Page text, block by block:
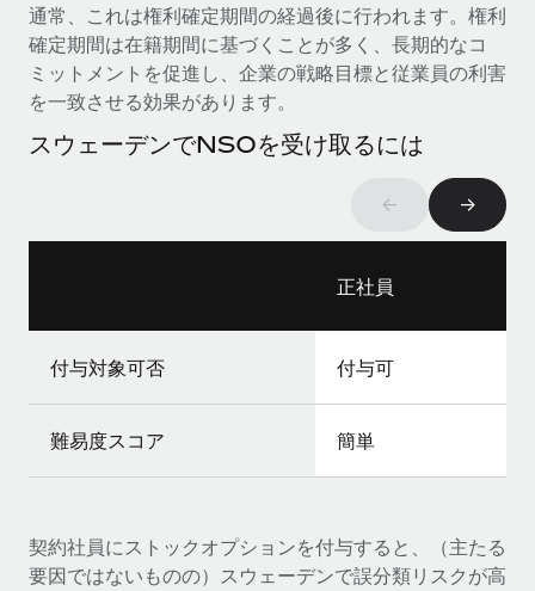
移住・転勤
従業員の異動をスムーズに
福利厚生
ブログを読む
ブログ
よびContractor Management Plus（契約社員管理
業務に最適な人材を採用し、管理し、給与を支給できるようにす
ム間で頻繁に移動しているためです。このため、自社のビジネス
を保護することは極めて重要です。...
通常、これは権利確定期間の経過後に行われます。権利
確定期間は在籍期間に基づくことが多く、長期的なコ
ミットメントを促進し、企業の戦略目標と従業員の利害
を一致させる効果があります。
スウェーデンでNSOを受け取るには
← →
正社員
付与対象可否 付与可
難易度スコア 簡単
契約社員にストックオプションを付与すると、（主たる
要因ではないものの）スウェーデンで誤分類リスクが高